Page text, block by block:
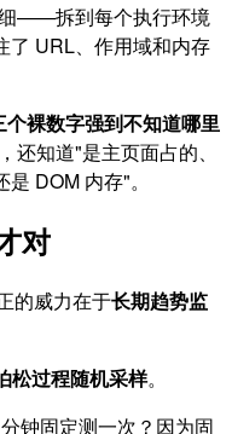
——拆到每个执行环境
了 URL、作用域和内存
个裸数字强到不知道哪里
知道"是主页面占的、
DOM 内存"。
对
的威力在于长期趋势监
松过程随机采样。
钟固定测一次？因为固